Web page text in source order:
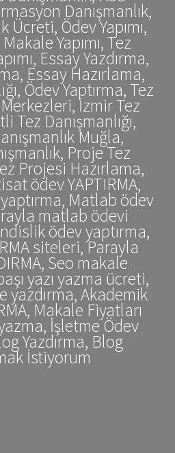
Danışmanlık,
Ücreti, Ödev Yapımı,
Makale Yapımı, Tez
Essay Yazdırma,
Essay Hazırlama,
Ödev Yaptırma, Tez
İzmir Tez
Tez Danışmanlığı,
Muğla,
Proje Tez
Projesi Hazırlama,
ödev YAPTIRMA,
Matlab ödev
matlab ödevi
ödev yaptırma,
siteleri, Parayla
Seo makale
yazı yazma ücreti,
yazdırma, Akademik
Makale Fiyatları
İşletme Ödev
Yazdırma, Blog
İstiyorum